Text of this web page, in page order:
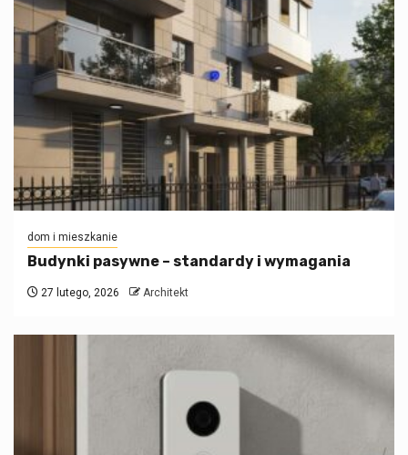
dom i mieszkanie
Budynki pasywne – standardy i wymagania
27 lutego, 2026 Architekt